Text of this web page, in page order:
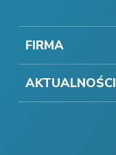
FIRMA
AKTUALNOŚCI